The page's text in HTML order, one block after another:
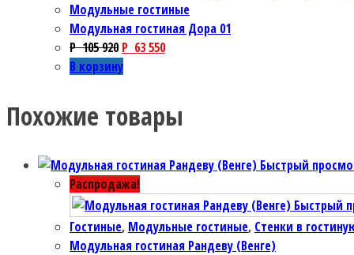
Модульные гостиные
Модульная гостиная Дора 01
P105 920 P 63 550
В корзину
Похожие товары
Быстрый
Распродажа!
Быстрый
Гостиные, Модульные гостиные, Стенки в
Модульная гостиная Рандеву (Венге)